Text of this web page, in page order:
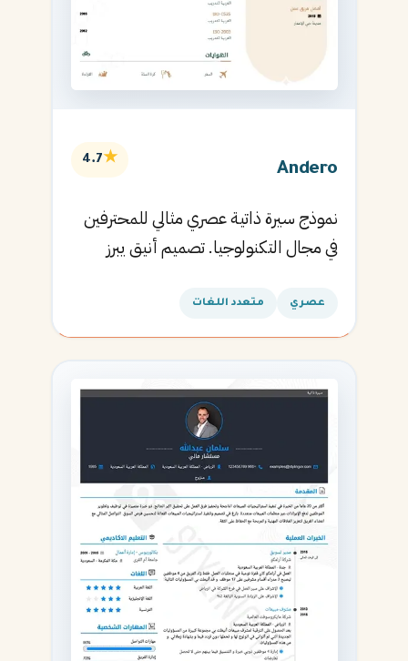
Andero
★
4.7
نموذج سيرة ذاتية عصري مثالي للمحترفين
في مجال التكنولوجيا. تصميم أنيق يبرز
عصري متعدد اللغات